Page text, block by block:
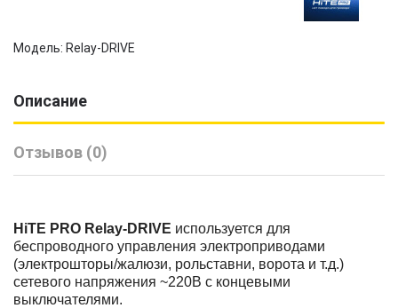
Модель: Relay-DRIVE
Описание
Отзывов (0)
HiTE PRO Relay-DRIVE используется для
беспроводного управления электроприводами
(электрошторы/жалюзи, рольставни, ворота и т.д.)
сетевого напряжения ~220В с концевыми
выключателями.